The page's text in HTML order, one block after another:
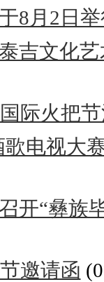
8月2日
吉文化
际火把
歌电视
开“彝族
邀请函